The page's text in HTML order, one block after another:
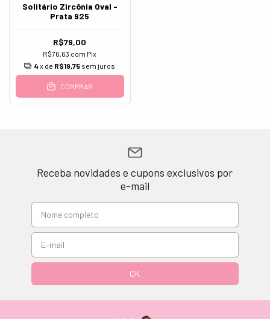
Solitário Zircônia Oval -
Prata 925
R$79,00
R$76,63 com Pix
4 x de R$19,75 sem juros
COMPRAR
Receba novidades e cupons exclusivos por
e-mail